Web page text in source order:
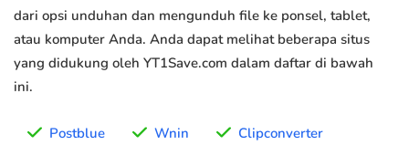
dari opsi unduhan dan mengunduh file ke ponsel, tablet,
atau komputer Anda. Anda dapat melihat beberapa situs
yang didukung oleh YT1Save.com dalam daftar di bawah
ini.
Postblue Wnin Clipconverter